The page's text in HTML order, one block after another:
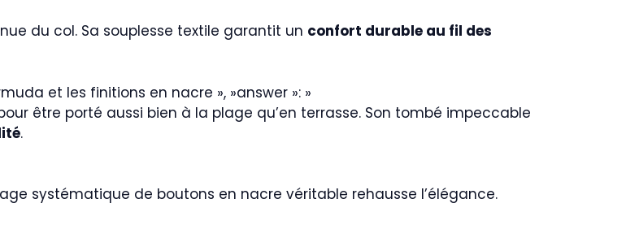
du col. Sa souplesse textile garantit un confort durable au fil des
et les finitions en nacre », »answer »: »
être porté aussi bien à la plage qu’en terrasse. Son tombé impeccable
.
systématique de boutons en nacre véritable rehausse l’élégance.